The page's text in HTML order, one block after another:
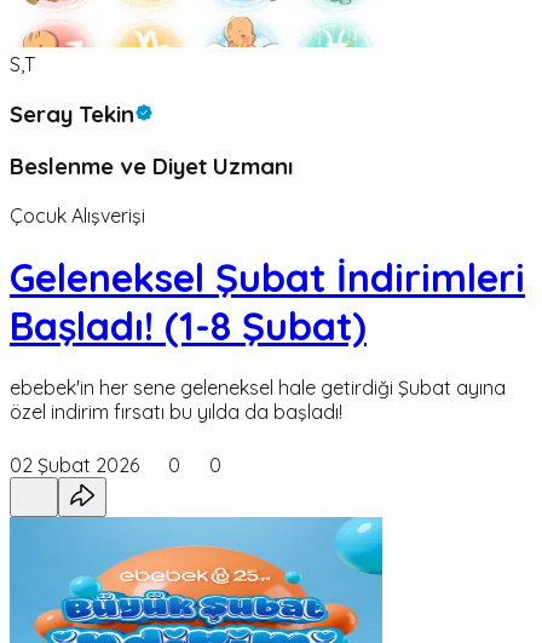
S,T
Seray Tekin
Beslenme ve Diyet Uzmanı
Çocuk Alışverişi
Geleneksel Şubat İndirimleri
Başladı! (1-8 Şubat)
ebebek'in her sene geleneksel hale getirdiği Şubat ayına
özel indirim fırsatı bu yılda da başladı!
02 Şubat 2026 0 0